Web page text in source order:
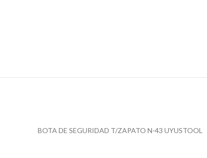
BOTA DE SEGURIDAD T/ZAPATO N-43 UYUSTOOL